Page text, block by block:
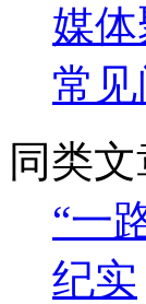
媒
常
同类
“一
纪实